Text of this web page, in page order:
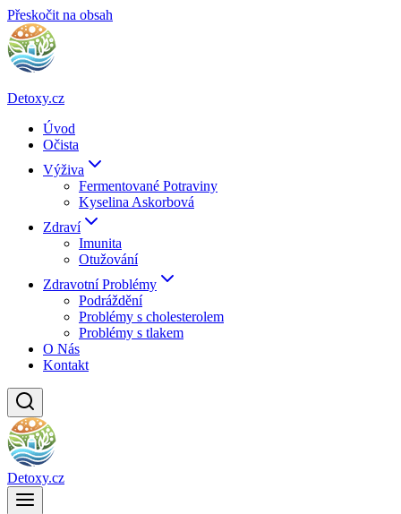
Přeskočit na obsah
Detoxy.cz
Úvod
Očista
Výživa
Fermentované Potraviny
Kyselina Askorbová
Zdraví
Imunita
Otužování
Zdravotní Problémy
Podráždění
Problémy s cholesterolem
Problémy s tlakem
O Nás
Kontakt
Detoxy.cz